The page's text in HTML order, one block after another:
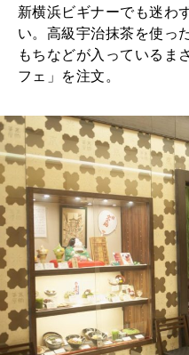
新横浜ビギナーでも迷わ
い。高級宇治抹茶を使っ
もちなどが入っているま
フェ」を注文。